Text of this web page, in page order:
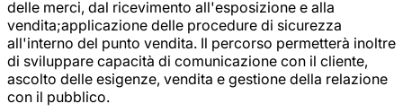
delle merci, dal ricevimento all'esposizione e alla
vendita;applicazione delle procedure di sicurezza
all'interno del punto vendita. Il percorso permetterà inoltre
di sviluppare capacità di comunicazione con il cliente,
ascolto delle esigenze, vendita e gestione della relazione
con il pubblico.